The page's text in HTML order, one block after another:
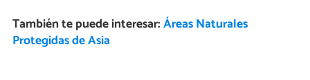
También te puede interesar:Áreas Naturales
Protegidas de Asia